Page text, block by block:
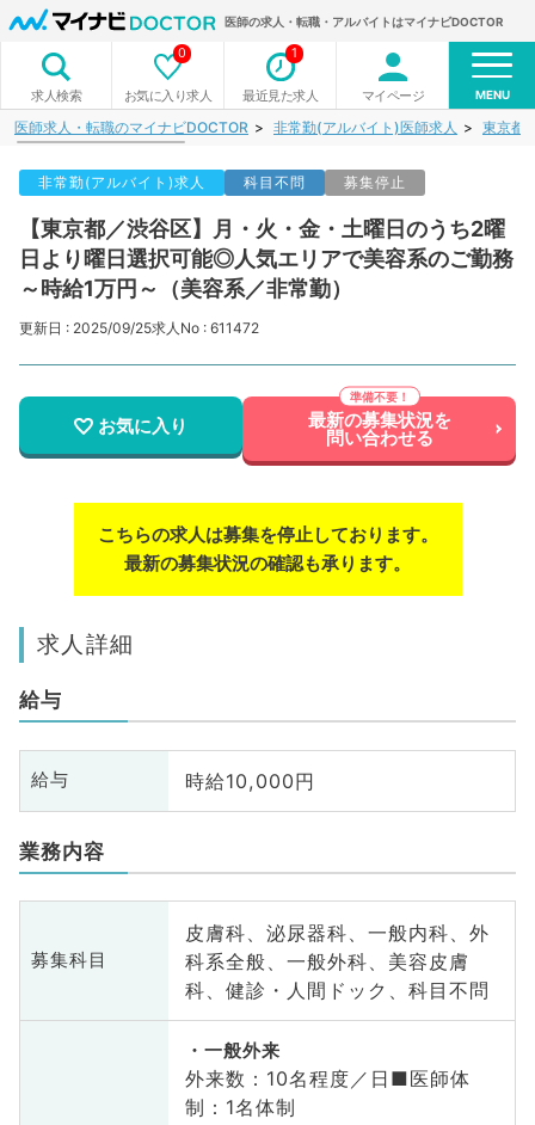
医師の求人・転職・アルバイトはマイナビDOCTOR
求人検索 お気に入り求人
0
最近見た求人
1
マイページ MENU
医師求人・転職のマイナビDOCTOR 非常勤(アルバイト)医師求人 東京都
非常勤(アルバイト)求人 科目不問 募集停止
【東京都／渋谷区】月・火・金・土曜日のうち2曜
日より曜日選択可能◎人気エリアで美容系のご勤務
～時給1万円～（美容系／非常勤）
更新日 : 2025/09/25求人No : 611472
お気に入り 最新の募集状況を
問い合わせる
こちらの求人は募集を停止しております。
最新の募集状況の確認も承ります。
求人詳細
給与
給与 時給10,000円
業務内容
募集科目
皮膚科、泌尿器科、一般内科、外
科系全般、一般外科、美容皮膚
科、健診・人間ドック、科目不問
一般外来
外来数：10名程度／日■医師体
制：1名体制